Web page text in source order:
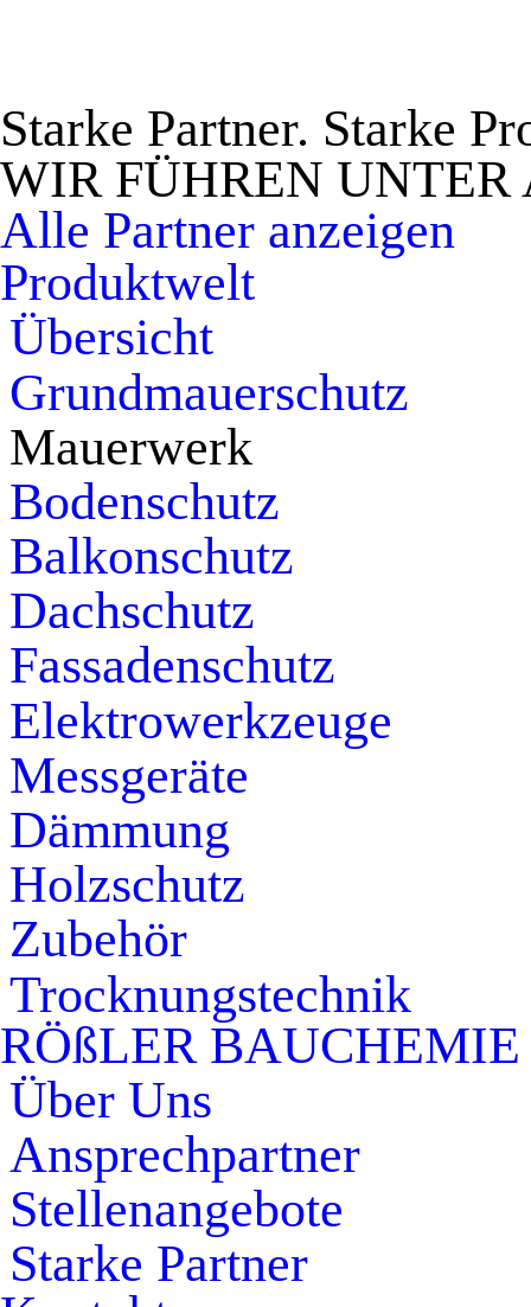
Starke Partner. Starke
WIR FÜHREN UNTER
Alle Partner anzeigen
Produktwelt
Übersicht
Grundmauerschutz
Mauerwerk
Bodenschutz
Balkonschutz
Dachschutz
Fassadenschutz
Elektrowerkzeuge
Messgeräte
Dämmung
Holzschutz
Zubehör
Trocknungstechnik
RÖßLER BAUCHEMIE
Über Uns
Ansprechpartner
Stellenangebote
Starke Partner